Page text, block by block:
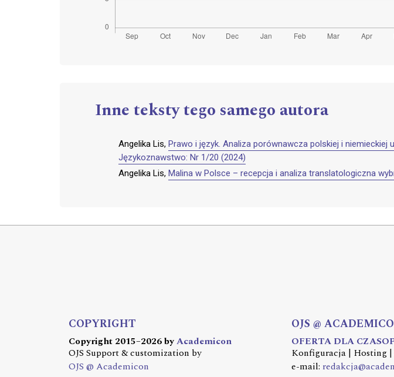
Inne teksty tego samego autora
Angelika Lis, Prawo i język. Analiza porównawcza polskiej i
Językoznawstwo: Nr 1/20 (2024)
Angelika Lis, Malina w Polsce – recepcja i analiza translatologiczna
COPYRIGHT
Copyright 2015–2026 byAcademicon
OJS Support & customization by
OJS @ Academicon
OJS @
OFERTA DLA
Konfiguracja | Hosting |
e-mail: